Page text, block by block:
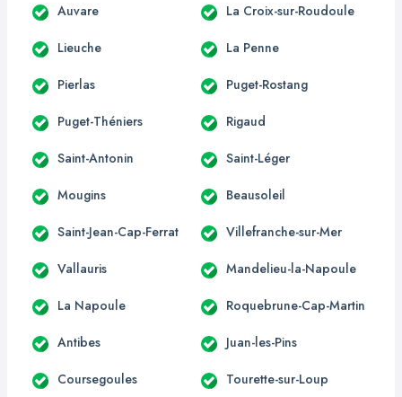
Auvare La Croix-sur-Roudoule
Lieuche La Penne
Pierlas Puget-Rostang
Puget-Théniers Rigaud
Saint-Antonin Saint-Léger
Mougins Beausoleil
Saint-Jean-Cap-Ferrat Villefranche-sur-Mer
Vallauris Mandelieu-la-Napoule
La Napoule Roquebrune-Cap-Martin
Antibes Juan-les-Pins
Coursegoules Tourette-sur-Loup